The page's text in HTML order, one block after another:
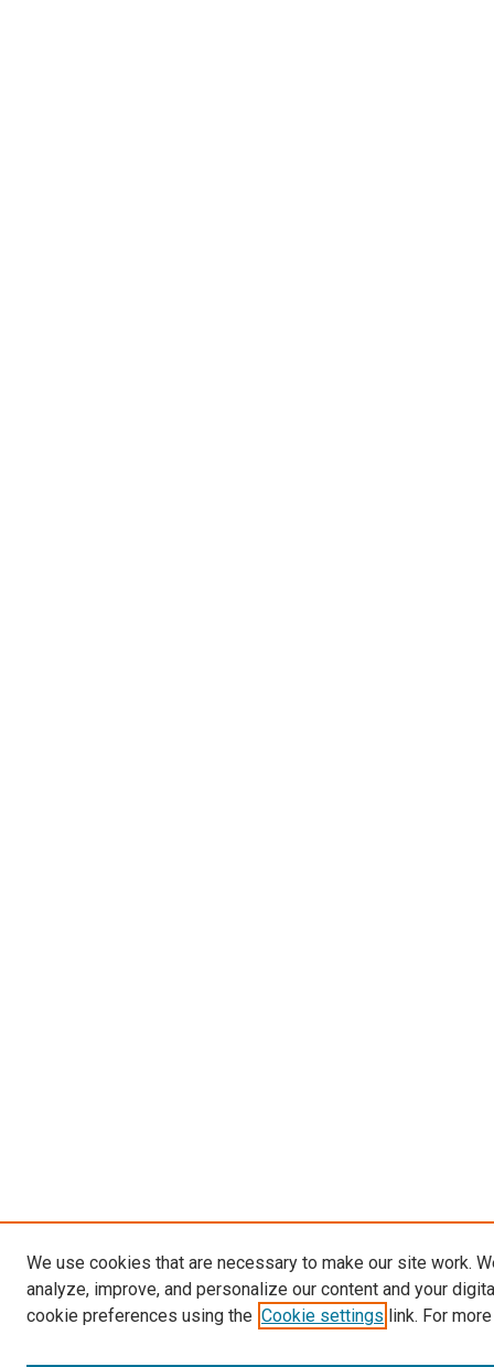
We use cookies that are necessary to make our site work.
analyze, improve, and personalize our content and your
cookie preferences using the Cookie settings link. For